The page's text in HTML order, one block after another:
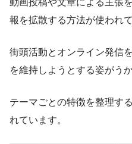
報を拡散する方法が使われて
街頭活動とオンライン発信
を維持しようとする姿がう
テーマごとの特徴を整理す
れています。